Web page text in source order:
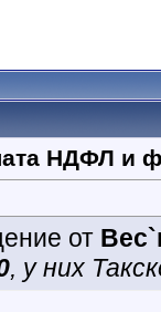
НДФЛ и
от
, у них